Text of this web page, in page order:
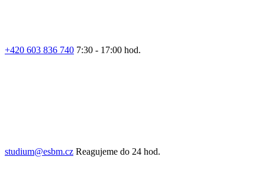
+420 603 836 740 7:30 - 17:00 hod.
studium@esbm.cz Reagujeme do 24 hod.